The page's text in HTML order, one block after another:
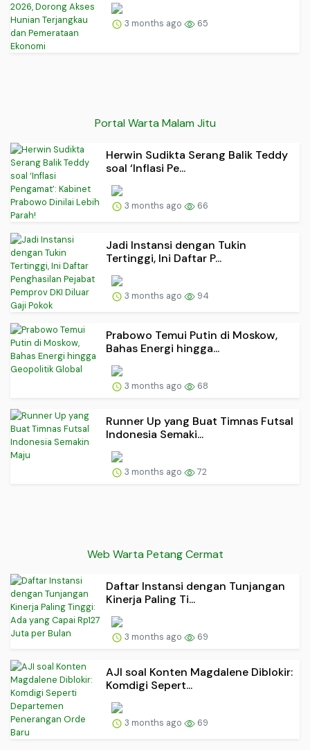
3 months ago 65
Portal Warta Malam Jitu
Herwin Sudikta Serang Balik Teddy
soal ‘Inflasi Pe...
3 months ago 66
Jadi Instansi dengan Tukin
Tertinggi, Ini Daftar P...
3 months ago 94
Prabowo Temui Putin di Moskow,
Bahas Energi hingga...
3 months ago 68
Runner Up yang Buat Timnas Futsal
Indonesia Semaki...
3 months ago 72
Web Warta Petang Cermat
Daftar Instansi dengan Tunjangan
Kinerja Paling Ti...
3 months ago 69
AJI soal Konten Magdalene Diblokir:
Komdigi Sepert...
3 months ago 69